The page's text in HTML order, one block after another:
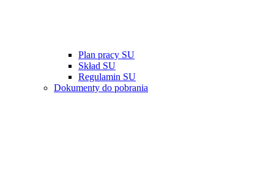
Plan pracy SU
Skład SU
Regulamin SU
Dokumenty do pobrania